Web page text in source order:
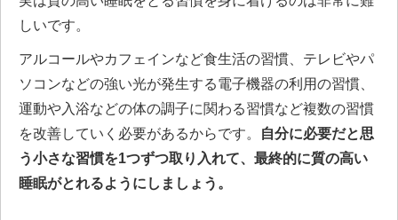
しいです。
アルコールやカフェインなど食生活の習慣、テレビやパ
ソコンなどの強い光が発生する電子機器の利用の習慣、
運動や入浴などの体の調子に関わる習慣など複数の習慣
を改善していく必要があるからです。
自分に必要だと思
う小さな習慣を1つずつ取り入れて、最終的に質の高い
睡眠がとれるようにしましょう。